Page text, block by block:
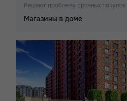
Решают проблему срочных покупок
Магазины в доме